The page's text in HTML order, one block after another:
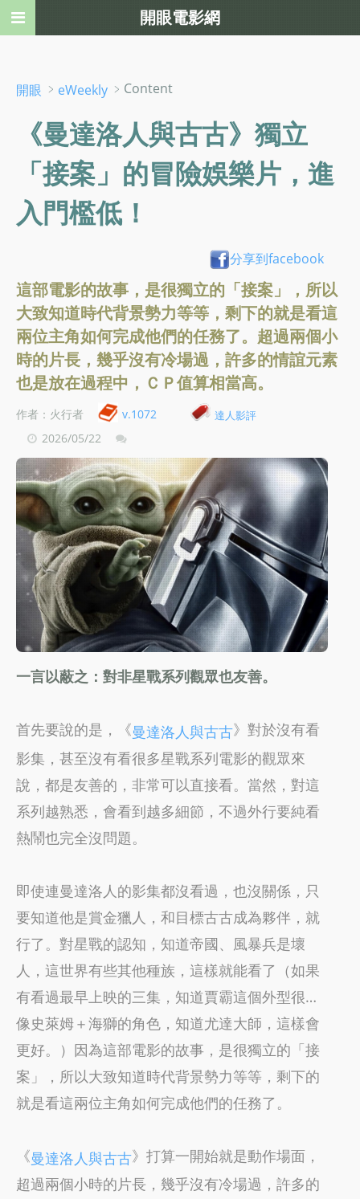
開眼 ﹥ eWeekly ﹥Content
《曼達洛人與古古》獨立
「接案」的冒險娛樂片，進
入門檻低！
分享到facebook
這部電影的故事，是很獨立的「接案」，所以
大致知道時代背景勢力等等，剩下的就是看這
兩位主角如何完成他們的任務了。超過兩個小
時的片長，幾乎沒有冷場過，許多的情誼元素
也是放在過程中，ＣＰ值算相當高。
作者：火行者 v.1072 達人影評
2026/05/22
一言以蔽之：對非星戰系列觀眾也友善。
首先要說的是，《曼達洛人與古古》對於沒有看
影集，甚至沒有看很多星戰系列電影的觀眾來
說，都是友善的，非常可以直接看。當然，對這
系列越熟悉，會看到越多細節，不過外行要純看
熱鬧也完全沒問題。
即使連曼達洛人的影集都沒看過，也沒關係，只
要知道他是賞金獵人，和目標古古成為夥伴，就
行了。對星戰的認知，知道帝國、風暴兵是壞
人，這世界有些其他種族，這樣就能看了（如果
有看過最早上映的三集，知道賈霸這個外型很…
像史萊姆＋海獅的角色，知道尤達大師，這樣會
更好。）因為這部電影的故事，是很獨立的「接
案」，所以大致知道時代背景勢力等等，剩下的
就是看這兩位主角如何完成他們的任務了。
《曼達洛人與古古》打算一開始就是動作場面，
超過兩個小時的片長，幾乎沒有冷場過，許多的
開眼電影網